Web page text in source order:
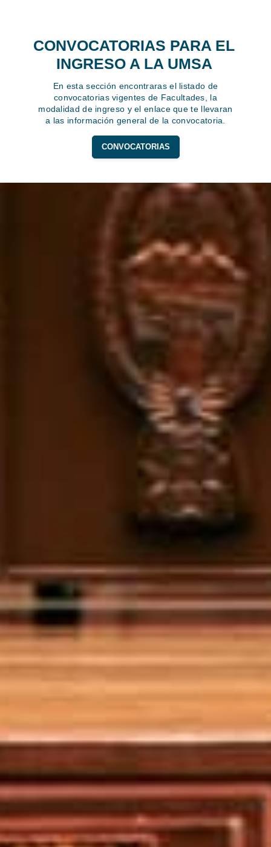
CONVOCATORIAS PARA EL
INGRESO A LA UMSA
En esta sección encontraras el listado de
convocatorias vigentes de Facultades, la
modalidad de ingreso y el enlace que te llevaran
a las información general de la convocatoria.
CONVOCATORIAS